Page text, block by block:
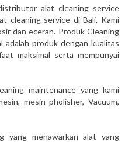
alat cleaning service
cleaning service di Bali. Kami
dan eceran. Produk Cleaning
adalah produk dengan kualitas
maksimal serta mempunyai
maintenance yang kami
mesin pholisher, Vacuum,
yang menawarkan alat yang